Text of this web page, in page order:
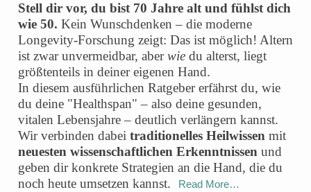
Stell dir vor, du bist 70 Jahre alt und fühlst dich
wie 50. Kein Wunschdenken – die moderne
Longevity-Forschung zeigt: Das ist möglich! Altern
ist zwar unvermeidbar, aberwie du alterst, liegt
größtenteils in deiner eigenen Hand.
In diesem ausführlichen Ratgeber erfährst du, wie
du deine "Healthspan" – also deine gesunden,
vitalen Lebensjahre – deutlich verlängern kannst.
Wir verbinden dabei traditionelles Heilwissen mit
neuesten wissenschaftlichen Erkenntnissen und
geben dir konkrete Strategien an die Hand, die du
noch heute umsetzen kannst.
Read More…